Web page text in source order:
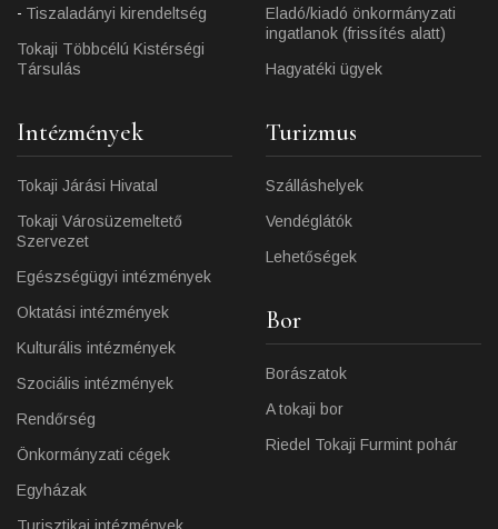
Tiszaladányi kirendeltség
Tokaji Többcélú Kistérségi
Társulás
Eladó/kiadó önkormányzati
ingatlanok (frissítés alatt)
Hagyatéki ügyek
Intézmények
Tokaji Járási Hivatal
Tokaji Városüzemeltető
Szervezet
Egészségügyi intézmények
Oktatási intézmények
Kulturális intézmények
Szociális intézmények
Rendőrség
Önkormányzati cégek
Egyházak
Turizmus
Szálláshelyek
Vendéglátók
Lehetőségek
Bor
Borászatok
A tokaji bor
Riedel Tokaji Furmint pohár